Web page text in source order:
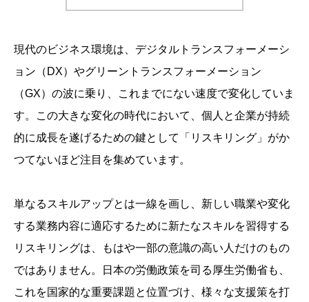
現代のビジネス環境は、デジタルトランスフォーメーシ
ョン（DX）やグリーントランスフォーメーション
（GX）の波に乗り、これまでにない速度で変化していま
す。この大きな変化の時代において、個人と企業が持続
的に成長を遂げるための鍵として「リスキリング」がか
つてないほど注目を集めています。
単なるスキルアップとは一線を画し、新しい職業や変化
する業務内容に適応するために新たなスキルを習得する
リスキリングは、もはや一部の意識の高い人だけのもの
ではありません。日本の労働政策を司る厚生労働省も、
これを国家的な重要課題と位置づけ、様々な支援策を打